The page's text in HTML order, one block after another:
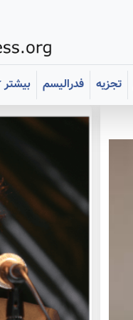
تجزیه فدرالیسم
بیشتر